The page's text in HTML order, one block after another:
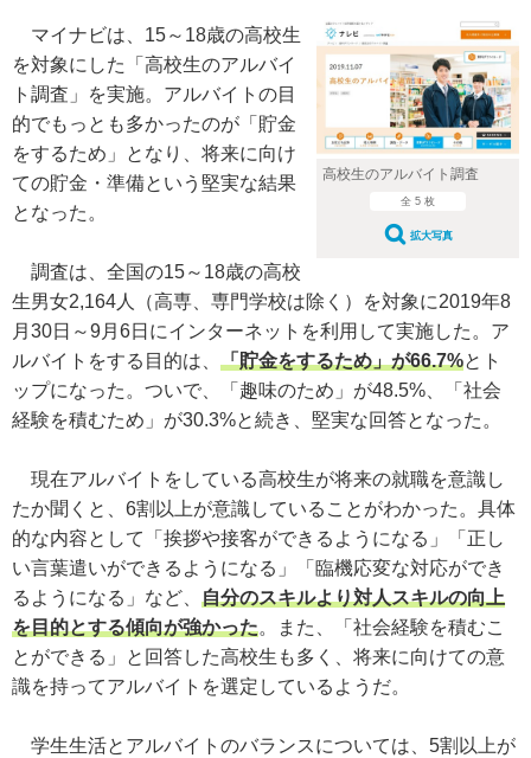
高校生のアルバイト調査
全 5 枚
拡大写真
マイナビは、15～18歳の高校生
を対象にした「高校生のアルバイ
ト調査」を実施。アルバイトの目
的でもっとも多かったのが「貯金
をするため」となり、将来に向け
ての貯金・準備という堅実な結果
となった。
調査は、全国の15～18歳の高校
生男女2,164人（高専、専門学校は除く）を対象に2019年8
月30日～9月6日にインターネットを利用して実施した。ア
ルバイトをする目的は、 「貯金をするため」が66.7%とト
ップになった。ついで、「趣味のため」が48.5%、「社会
経験を積むため」が30.3%と続き、堅実な回答となった。
現在アルバイトをしている高校生が将来の就職を意識し
たか聞くと、6割以上が意識していることがわかった。具体
的な内容として「挨拶や接客ができるようになる」「正し
い言葉遣いができるようになる」「臨機応変な対応ができ
るようになる」など、 自分のスキルより対人スキルの向上
を目的とする傾向が強かった。また、「社会経験を積むこ
とができる」と回答した高校生も多く、将来に向けての意
識を持ってアルバイトを選定しているようだ。
学生生活とアルバイトのバランスについては、5割以上が